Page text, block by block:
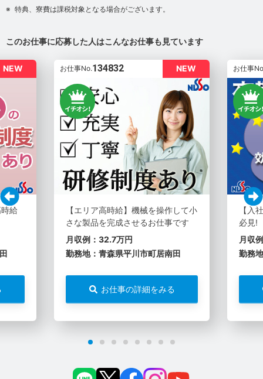
特典、寮費は課税対象となる場合がございます。
このお仕事に応募した人はこんなお仕事も見ています
NEW
給
NEW
お仕事No.134832
【エリア高時給】機械を操作して小
さな製品を完成させるお仕事です
月収例：32.7万円
勤務地：青森県平川市町居南田
お仕事の詳細をみる
お仕事
【入
必見!
月収
勤務